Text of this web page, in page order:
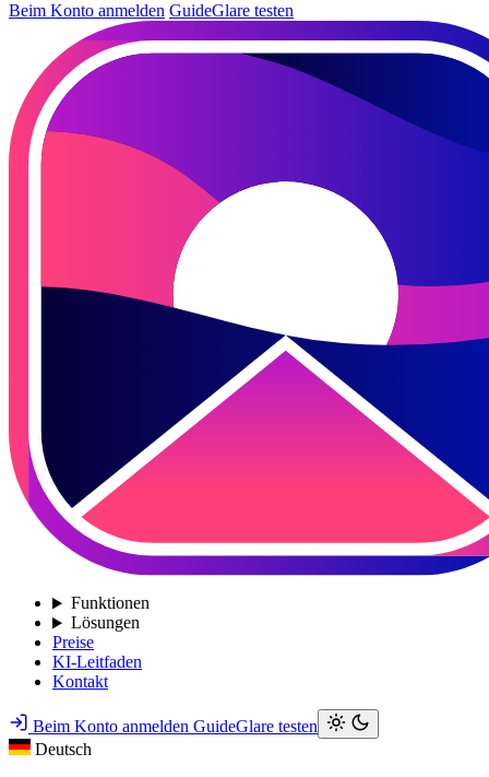
Beim Konto anmelden GuideGlare testen
Funktionen
Lösungen
Preise
KI-Leitfaden
Kontakt
Beim Konto anmelden GuideGlare testen
Deutsch